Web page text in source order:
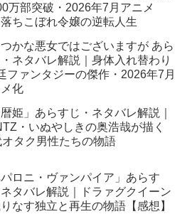
万部突破・2026年7月アニメ
ちこぼれ令嬢の逆転人生
かな悪女ではございますが あら
ネタバレ解説｜身体入れ替わり
ファンタジーの傑作・2026年7月
化
暦姫」あらすじ・ネタバレ解説｜
・いぬやしきの奥浩哉が描く
タク男性たちの物語
パロニ・ヴァンパイア」あらす
ネタバレ解説｜ドラァグクイーン
なす独立と再生の物語【感想】